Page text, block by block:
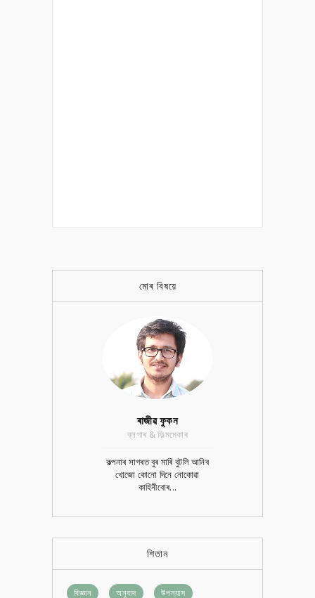
মোৰ বিষয়ে
ৰাজীৱ ফুকন
ব্লগাৰ & ফিল্মমেকাৰ
কল্পনাৰ সাগৰত বুৰ মাৰি বুটলি আনিব
খোজো কোনো দিনে নোকোৱা
কাহিনীবোৰ...
শিতান
বিজ্ঞান অনুবাদ উপন্যাস